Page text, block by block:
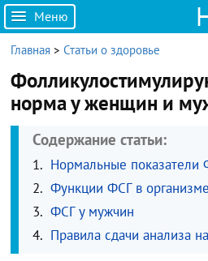
Меню
Главная >Статьи о здоровье
норма у женщин и
Содержание статьи:
Нормальные показатели
Функции ФСГ в
ФСГ у мужчин
Правила сдачи анализа